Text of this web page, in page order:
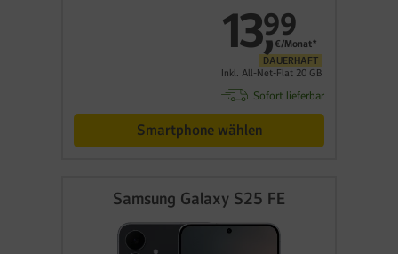
13,
99
€/Monat*
DAUERHAFT
Inkl. All-Net-Flat 20 GB
Sofort lieferbar
Smartphone wählen
Samsung Galaxy S25 FE